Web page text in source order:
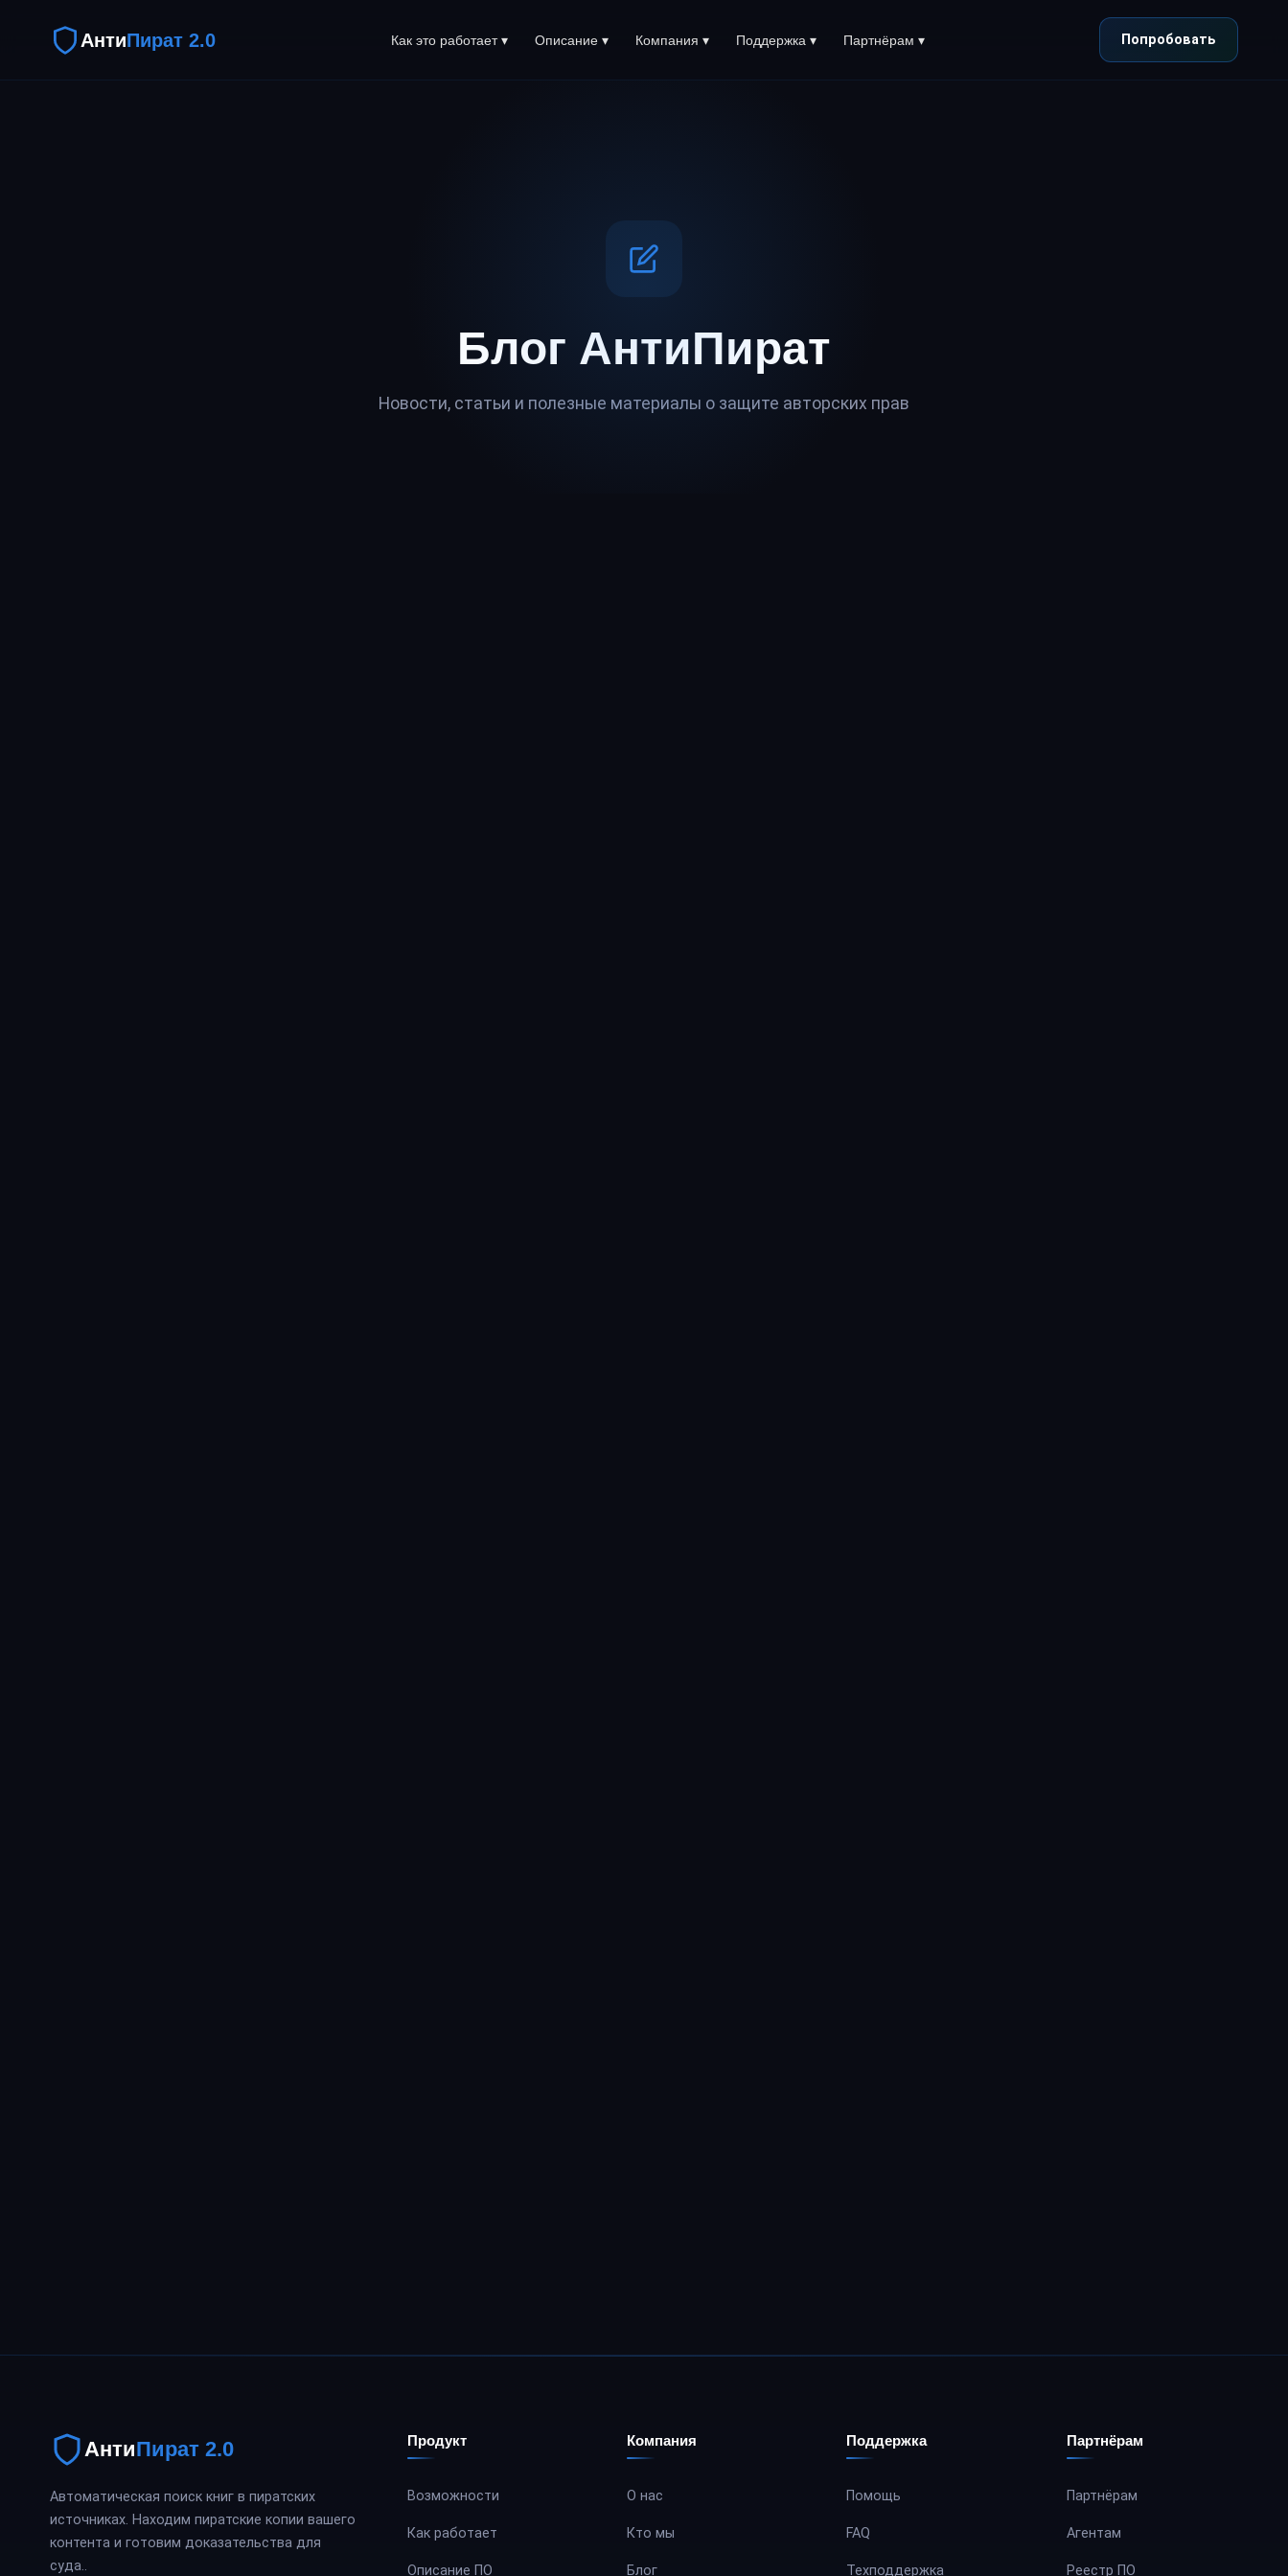
АнтиПират 2.0 Как это работает ▾ Описание ▾ Компания ▾ Поддержка ▾ Партнёрам ▾ Попробовать
Блог АнтиПират
Новости, статьи и полезные материалы о защите авторских прав
АнтиПират 2.0
Автоматическая поиск книг в пиратских
источниках. Находим пиратские копии вашего
контента и готовим доказательства для
суда..
Продукт
Возможности
Как работает
Описание ПО
Компания
О нас
Кто мы
Блог
Поддержка
Помощь
FAQ
Техподдержка
Партнёрам
Партнёрам
Агентам
Реестр ПО